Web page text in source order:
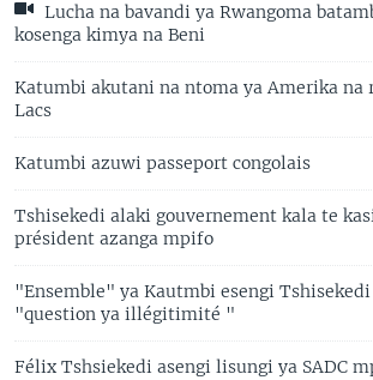
Lucha na bavandi ya Rwangoma
kosenga kimya na Beni
Katumbi akutani na ntoma ya Amerika na
Lacs
Katumbi azuwi passeport congolais
Tshisekedi alaki gouvernement kala te
président azanga mpifo
"Ensemble" ya Kautmbi esengi Tshisekedi
"question ya illégitimité "
Félix Tshsiekedi asengi lisungi ya SADC